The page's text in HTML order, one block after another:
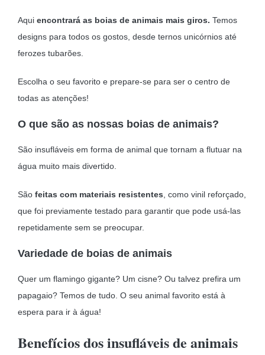
Aqui encontrará as boias de animais mais giros. Temos
designs para todos os gostos, desde ternos unicórnios até
ferozes tubarões.
Escolha o seu favorito e prepare-se para ser o centro de
todas as atenções!
O que são as nossas boias de animais?
São insufláveis em forma de animal que tornam a flutuar na
água muito mais divertido.
São feitas com materiais resistentes , como vinil reforçado,
que foi previamente testado para garantir que pode usá-las
repetidamente sem se preocupar.
Variedade de boias de animais
Quer um flamingo gigante? Um cisne? Ou talvez prefira um
papagaio? Temos de tudo. O seu animal favorito está à
espera para ir à água!
Benefícios dos insufláveis de animais